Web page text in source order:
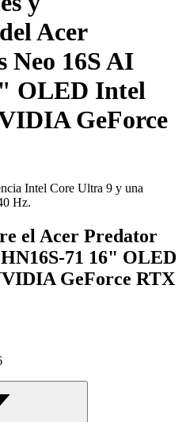
Acer
Neo 16S AI
OLED Intel
GeForce
Intel Core Ultra 9 y una
Hz.
el Acer Predator
71 16" OLED
GeForce RTX